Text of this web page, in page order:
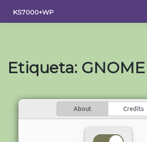
contenido
KS7000+WP
Etiqueta: GNOME